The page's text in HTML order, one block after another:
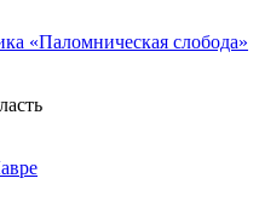
«Паломническая слобода»